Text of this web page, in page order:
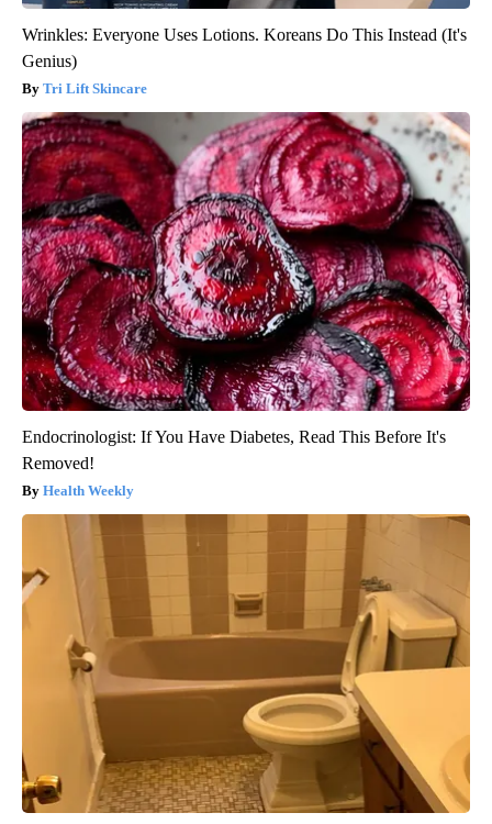
Wrinkles: Everyone Uses Lotions. Koreans Do This Instead (It's
Genius)
Tri Lift Skincare
Endocrinologist: If You Have Diabetes, Read This Before It's
Removed!
Health Weekly